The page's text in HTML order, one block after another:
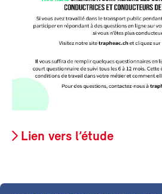
Lien vers l’étude